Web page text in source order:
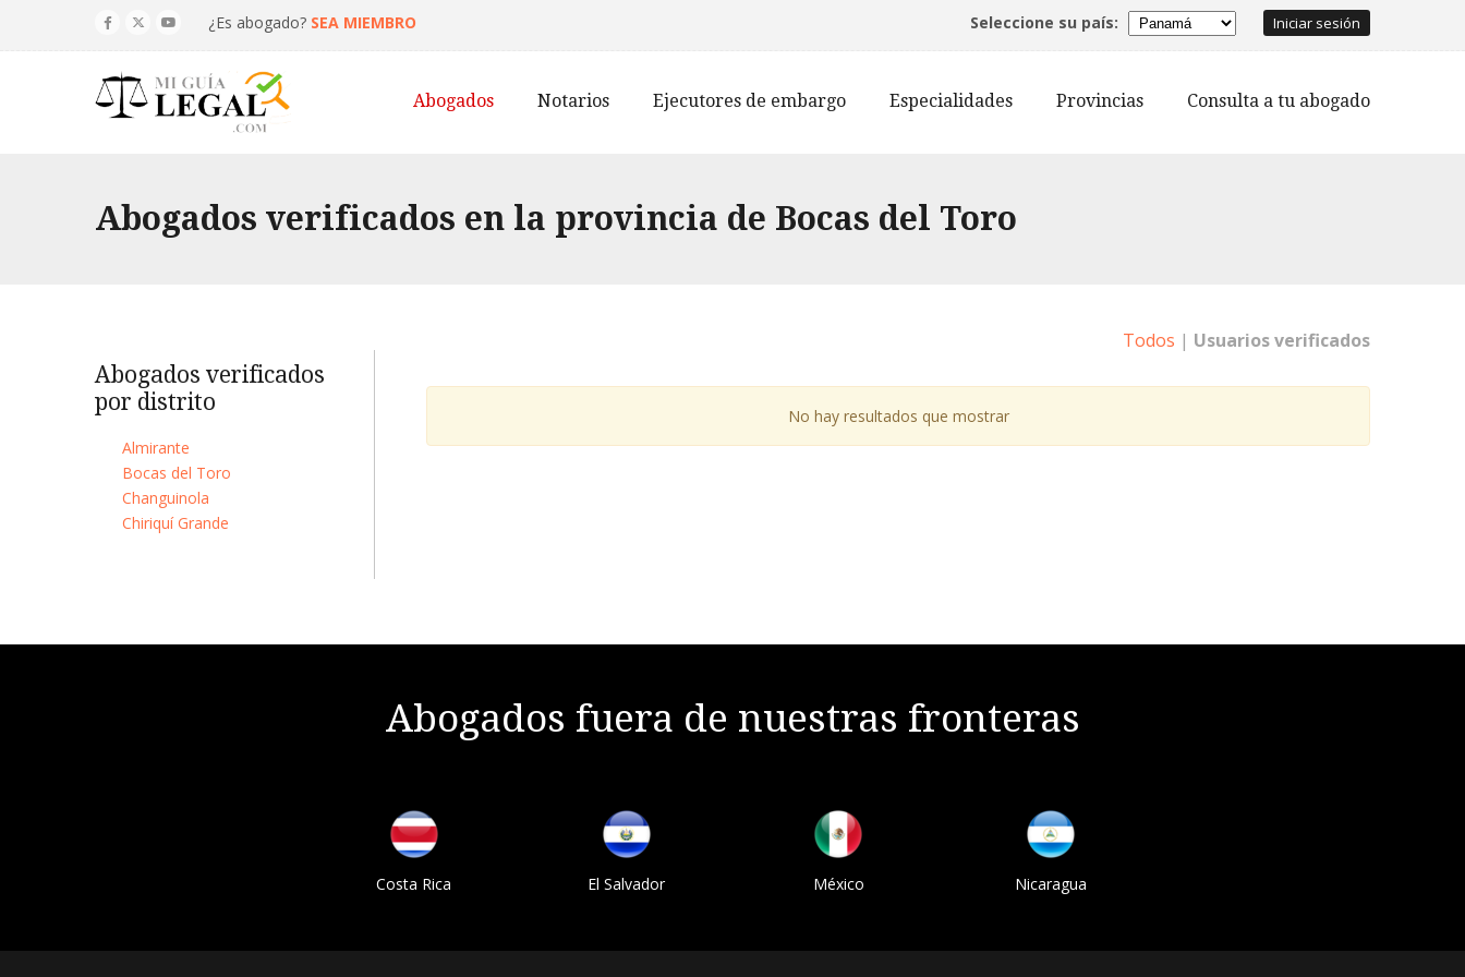
¿Es abogado? SEA MIEMBRO Iniciar sesión
Seleccione su país:
Abogados Notarios Ejecutores de embargo Especialidades Provincias Consulta a tu abogado
Abogados verificados en la provincia de Bocas del Toro
Abogados verificados
por distrito
Almirante
Bocas del Toro
Changuinola
Chiriquí Grande
Todos | Usuarios verificados
No hay resultados que mostrar
Abogados fuera de nuestras fronteras
Costa Rica El Salvador México Nicaragua